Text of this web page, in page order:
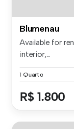
Blumenau
Available for
interior,...
1 Quarto
R$ 1.800